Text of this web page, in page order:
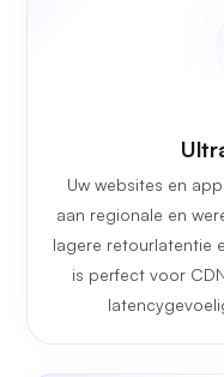
Uw websites en
aan regionale en
lagere retourlatentie
is perfect voor